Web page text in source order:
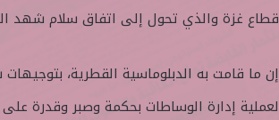
قطاع غزة والذي تحول إلى اتفاق سلام شهد
إن ما قامت به الدبلوماسية القطرية،
لعملية إدارة الوساطات بحكمة وصبر وقدرة